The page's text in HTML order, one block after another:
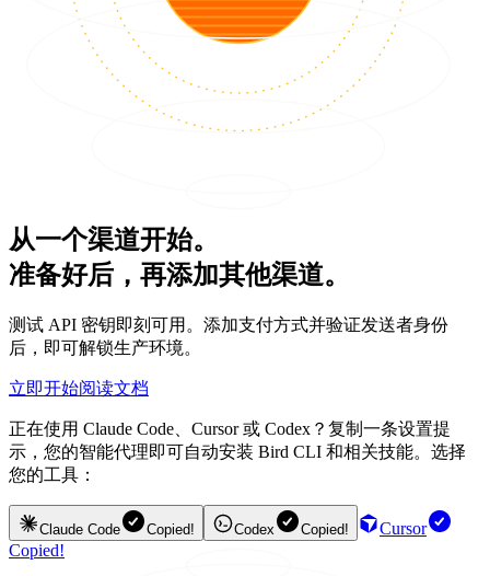
从一个渠道开始。
准备好后，再添加其他渠道。
测试 API 密钥即刻可用。添加支付方式并验证发送者身份
后，即可解锁生产环境。
立即开始阅读文档
正在使用 Claude Code、Cursor 或 Codex？复制一条设置提
示，您的智能代理即可自动安装 Bird CLI 和相关技能。选择
您的工具：
Claude Code Copied! Codex Copied!
Cursor
Copied!